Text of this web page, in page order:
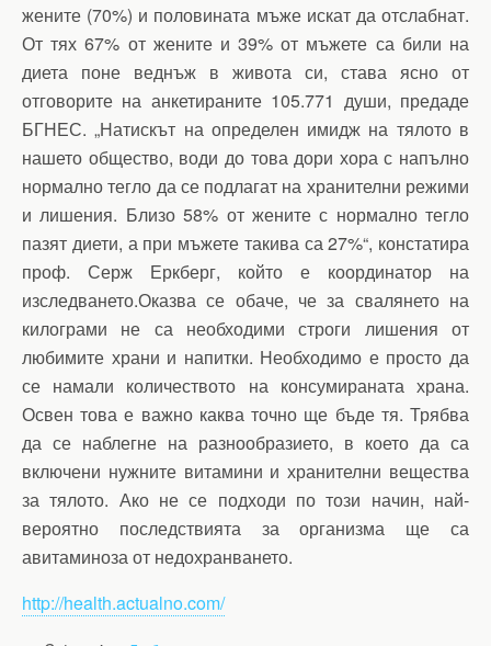
жените (70%) и половината мъже искат да отслабнат.
От тях 67% от жените и 39% от мъжете са били на
диета поне веднъж в живота си, става ясно от
отговорите на анкетираните 105.771 души, предаде
БГНЕС. „Натискът на определен имидж на тялото в
нашето общество, води до това дори хора с напълно
нормално тегло да се подлагат на хранителни режими
и лишения. Близо 58% от жените с нормално тегло
пазят диети, а при мъжете такива са 27%“, констатира
проф. Серж Еркберг, който е координатор на
изследването.Оказва се обаче, че за свалянето на
килограми не са необходими строги лишения от
любимите храни и напитки. Необходимо е просто да
се намали количеството на консумираната храна.
Освен това е важно каква точно ще бъде тя. Трябва
да се наблегне на разнообразието, в което да са
включени нужните витамини и хранителни вещества
за тялото. Ако не се подходи по този начин, най-
вероятно последствията за организма ще са
авитаминоза от недохранването.
http://health.actualno.com/